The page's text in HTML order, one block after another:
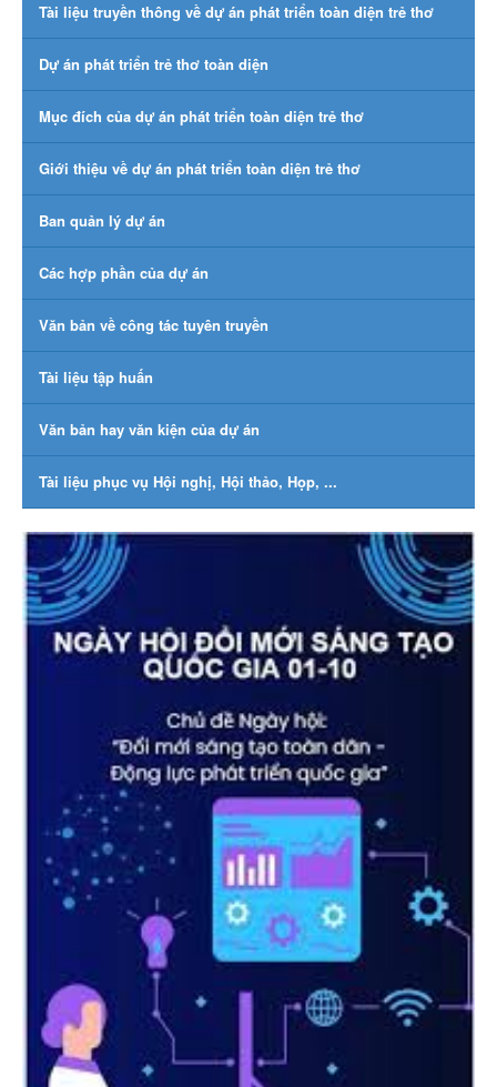
Tài liệu truyền thông về dự án phát triển toàn diện trẻ thơ
Dự án phát triển trẻ thơ toàn diện
Mục đích của dự án phát triển toàn diện trẻ thơ
Giới thiệu về dự án phát triển toàn diện trẻ thơ
Ban quản lý dự án
Các hợp phần của dự án
Văn bản về công tác tuyên truyền
Tài liệu tập huấn
Văn bản hay văn kiện của dự án
Tài liệu phục vụ Hội nghị, Hội thảo, Họp, ...